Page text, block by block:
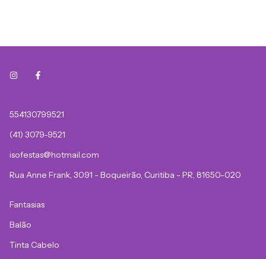
554130799521
(41) 3079-9521
isofestas@hotmail.com
Rua Anne Frank, 3091 - Boqueirão, Curitiba - PR, 81650-020
Fantasias
Balão
Tinta Cabelo